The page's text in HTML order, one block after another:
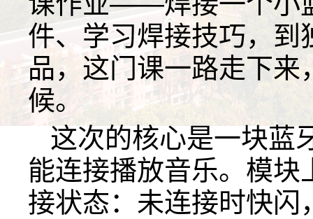
件、学习焊接技巧，到
品，这门课一路走下来
候。
这次的核心是一块蓝
能连接播放音乐。模
接状态：未连接时快闪